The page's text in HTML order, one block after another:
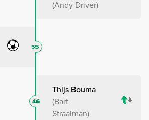
Andy Driver
55
Thijs Bouma
Bart
Straalman
46